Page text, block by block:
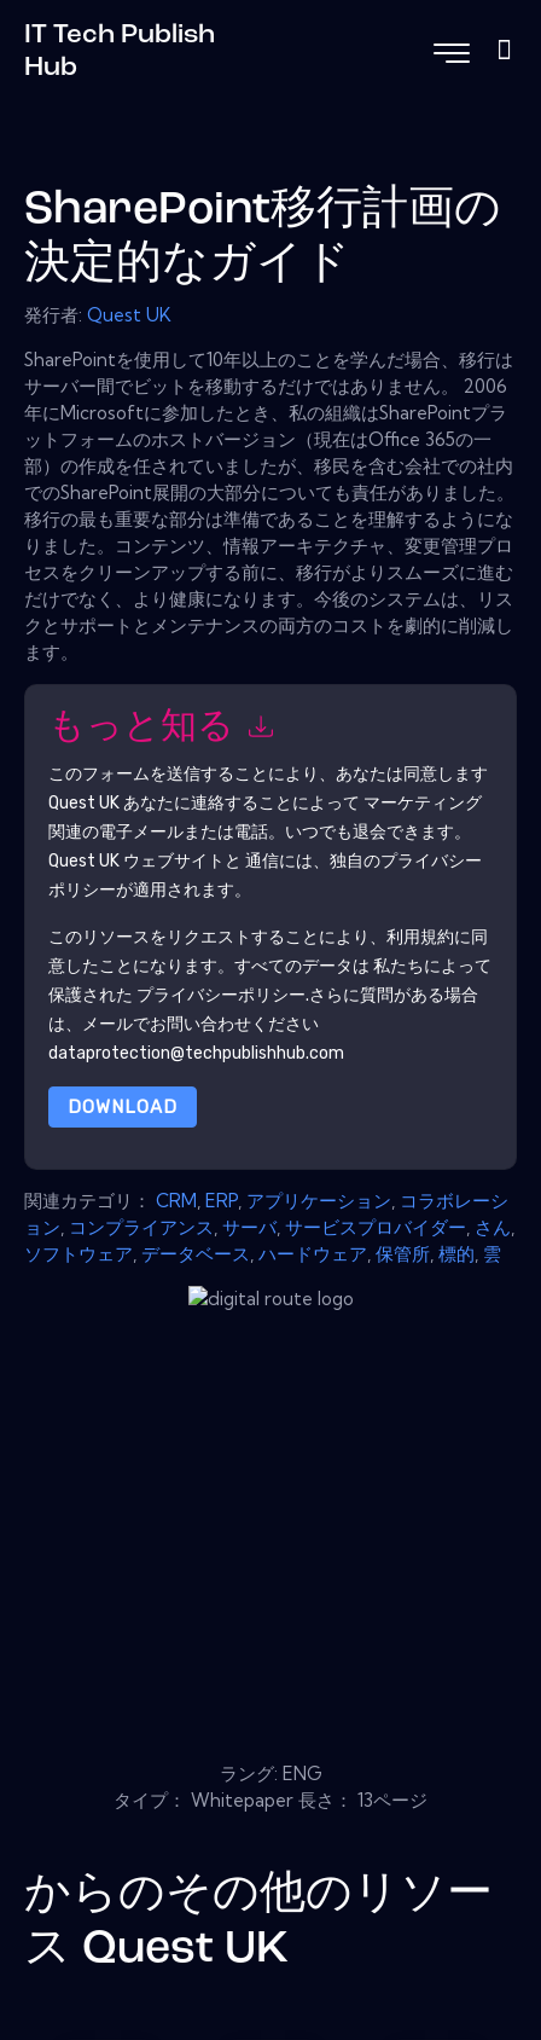
IT Tech Publish
Hub
SharePoint移行計画の
決定的なガイド
発行者: Quest UK
SharePointを使用して10年以上のことを学んだ場合、移行は
サーバー間でビットを移動するだけではありません。 2006
年にMicrosoftに参加したとき、私の組織はSharePointプラ
ットフォームのホストバージョン（現在はOffice 365の一
部）の作成を任されていましたが、移民を含む会社での社内
でのSharePoint展開の大部分についても責任がありました。
移行の最も重要な部分は準備であることを理解するようにな
りました。コンテンツ、情報アーキテクチャ、変更管理プロ
セスをクリーンアップする前に、移行がよりスムーズに進む
だけでなく、より健康になります。今後のシステムは、リス
クとサポートとメンテナンスの両方のコストを劇的に削減し
ます。
もっと知る
このフォームを送信することにより、あなたは同意します
Quest UKあなたに連絡することによって マーケティング
関連の電子メールまたは電話。いつでも退会できます。
Quest UKウェブサイトと 通信には、独自のプライバシー
ポリシーが適用されます。
このリソースをリクエストすることにより、利用規約に同
意したことになります。すべてのデータは 私たちによって
保護された プライバシーポリシー.さらに質問がある場合
は、メールでお問い合わせください
dataprotection@techpublishhub.com
DOWNLOAD
関連カテゴリ： CRM ERP アプリケーション コラボレーシ
ョン コンプライアンス サーバ, サービスプロバイダー さん
ソフトウェア データベース ハードウェア 保管所 標的 雲
ラング: ENG
タイプ： Whitepaper 長さ： 13ページ
からのその他のリソー
ス Quest UK